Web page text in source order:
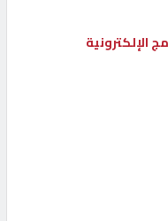
الإلكترونية